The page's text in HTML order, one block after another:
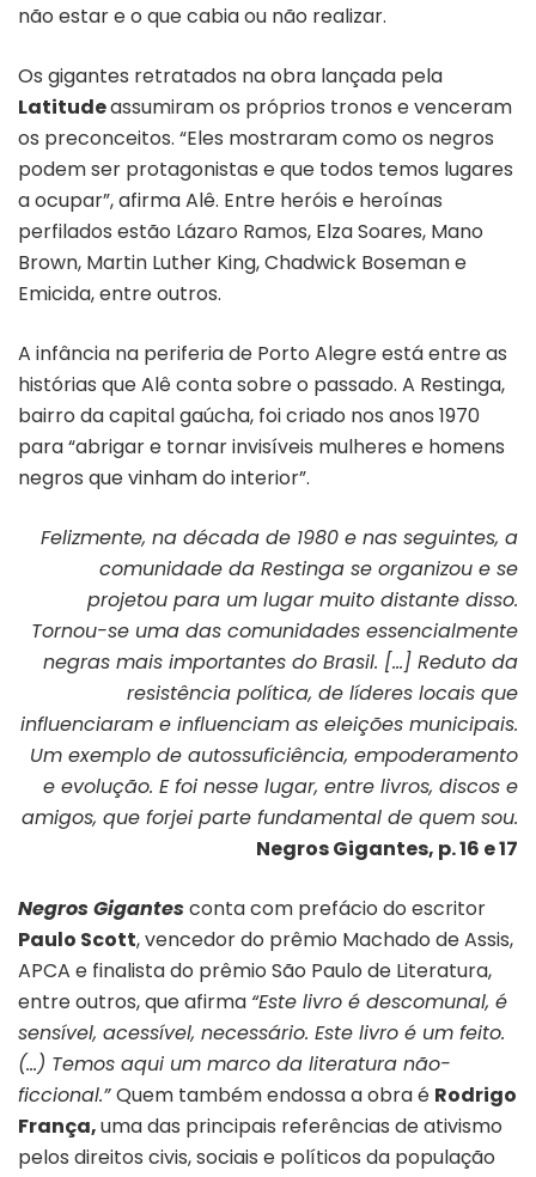
não estar e o que cabia ou não realizar.
Os gigantes retratados na obra lançada pela
Latitudeassumiram os próprios tronos e venceram
os preconceitos. “Eles mostraram como os negros
podem ser protagonistas e que todos temos lugares
a ocupar”, afirma Alê. Entre heróis e heroínas
perfilados estão Lázaro Ramos, Elza Soares, Mano
Brown, Martin Luther King, Chadwick Boseman e
Emicida, entre outros.
A infância na periferia de Porto Alegre está entre as
histórias que Alê conta sobre o passado. A Restinga,
bairro da capital gaúcha, foi criado nos anos 1970
para “abrigar e tornar invisíveis mulheres e homens
negros que vinham do interior”.
Felizmente, na década de 1980 e nas seguintes, a
comunidade da Restinga se organizou e se
projetou para um lugar muito distante disso.
Tornou-se uma das comunidades essencialmente
negras mais importantes do Brasil. […] Reduto da
resistência política, de líderes locais que
influenciaram e influenciam as eleições municipais.
Um exemplo de autossuficiência, empoderamento
e evolução. E foi nesse lugar, entre livros, discos e
amigos, que forjei parte fundamental de quem sou.
Negros Gigantes, p. 16 e 17
Negros Gigantesconta com prefácio do escritor
Paulo Scott, vencedor do prêmio Machado de Assis,
APCA e finalista do prêmio São Paulo de Literatura,
entre outros, que afirma “Este livro é descomunal, é
sensível, acessível, necessário. Este livro é um feito.
(…) Temos aqui um marco da literatura não-
ficcional.”Quem também endossa a obra é Rodrigo
França,uma das principais referências de ativismo
pelos direitos civis, sociais e políticos da população